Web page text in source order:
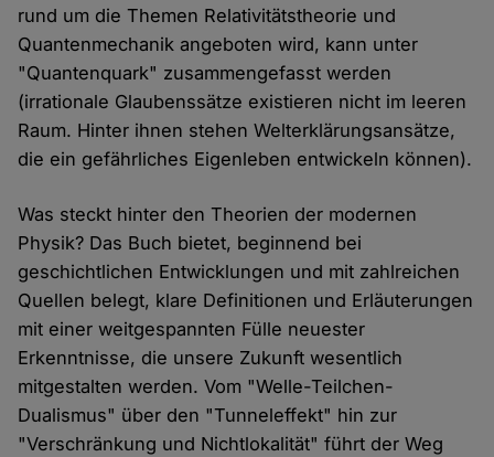
rund um die Themen Relativitätstheorie und
Quantenmechanik angeboten wird, kann unter
"Quantenquark" zusammengefasst werden
(irrationale Glaubenssätze existieren nicht im leeren
Raum. Hinter ihnen stehen Welterklärungsansätze,
die ein gefährliches Eigenleben entwickeln können).
Was steckt hinter den Theorien der modernen
Physik? Das Buch bietet, beginnend bei
geschichtlichen Entwicklungen und mit zahlreichen
Quellen belegt, klare Definitionen und Erläuterungen
mit einer weitgespannten Fülle neuester
Erkenntnisse, die unsere Zukunft wesentlich
mitgestalten werden. Vom "Welle-Teilchen-
Dualismus" über den "Tunneleffekt" hin zur
"Verschränkung und Nichtlokalität" führt der Weg